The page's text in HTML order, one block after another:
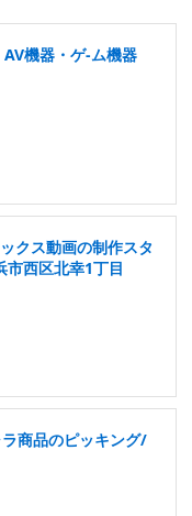
機器・ゲ-ム機器
クス動画の制作スタ
西区北幸1丁目
商品のピッキング/